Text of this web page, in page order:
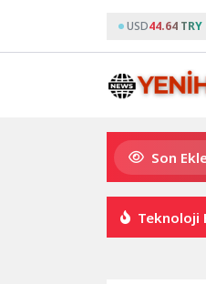
USD44.64 TRY
Son
Enduro’da start Başkan
Teknoloji